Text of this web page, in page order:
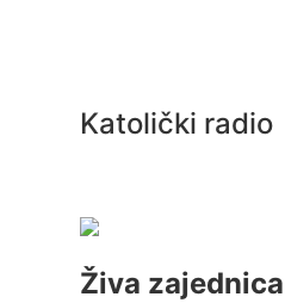
Katolički radio
Živa zajednica